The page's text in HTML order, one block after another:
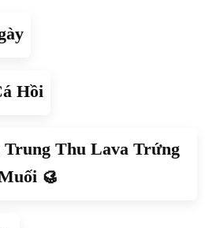
Hồi
Trung Thu Lava Trứng
🥮